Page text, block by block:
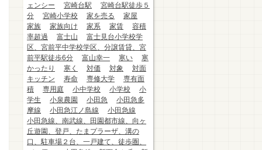
ェンシー
宮崎台駅
宮崎台駅徒歩５
分
宮崎小学校 家を売る
家屋
家族
家族向け 家系 家賃
容積
率超過
富士山
富士見台小学校学
区、宮前平中学校学区、分譲賃貸、宮
前平駅徒歩6分
富山幸一 寒い
寒
かったり
寒く 対価 対象
対面
キッチン
寿命 専修大学
専有面
積
専用庭 小中学校 小学校
小
学生
小泉農園 小田急
小田急多
摩線
小田急江ノ島線
小田急線
小田急線、南武線、田園都市線、向ヶ
丘遊園、登戸、たまプラーザ、溝の
口、駐車場２台、一戸建て、徒歩圏、